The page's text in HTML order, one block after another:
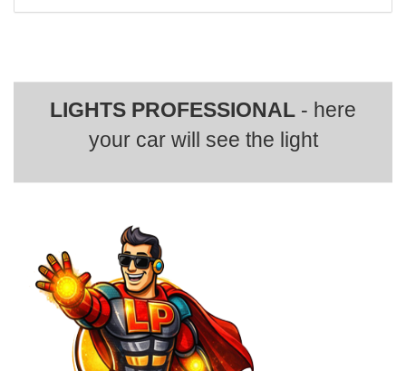
LIGHTS PROFESSIONAL - here
your car will see the light